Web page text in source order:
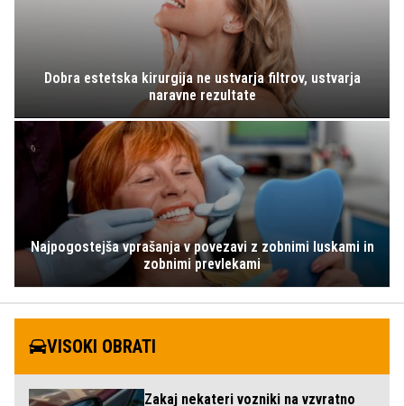
Dobra estetska kirurgija ne ustvarja filtrov, ustvarja
naravne rezultate
Najpogostejša vprašanja v povezavi z zobnimi luskami in
zobnimi prevlekami
VISOKI OBRATI
Zakaj nekateri vozniki na vzvratno